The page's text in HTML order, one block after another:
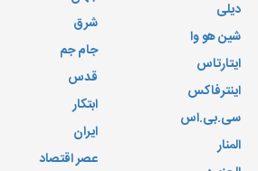
دیلی
شین هو وا
ایتارتاس
اینترفاکس
سی.بی.اس
المنار
شرق
جام جم
قدس
ابتکار
ایران
عصر اقتصاد